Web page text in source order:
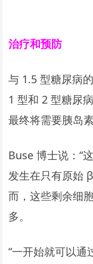
治疗和预防
与 1.5 型糖尿病
1 型和 2 型糖尿
最终将需要胰岛
Buse 博士说：“
发生在只有原始
而，这些剩余细
多。
“一开始就可以通